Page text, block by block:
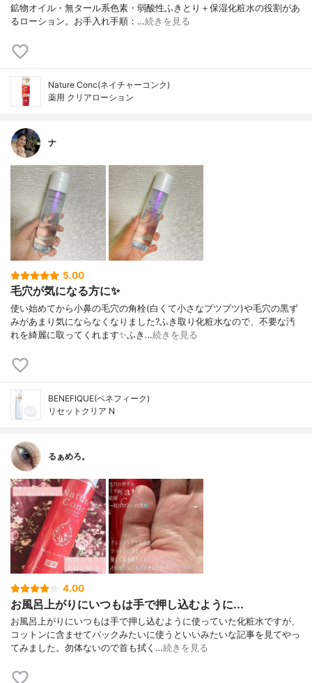
鉱物オイル・無タール系色素・弱酸性ふきとり＋保湿化粧水の役割があ
るローション。お手入れ手順：…続きを見る
Nature Conc(ネイチャーコンク)
薬用 クリアローション
ナ
5.00
毛穴が気になる方に✨
使い始めてから小鼻の毛穴の角栓(白くて小さなプツプツ)や毛穴の黒ず
みがあまり気にならなくなりました?ふき取り化粧水なので、不要な汚
れを綺麗に取ってくれます✨ふき…続きを見る
BENEFIQUE(ベネフィーク)
リセットクリア N
るぁめろ。
4.00
お風呂上がりにいつもは手で押し込むように...
お風呂上がりにいつもは手で押し込むように使っていた化粧水ですが、
コットンに含ませてパックみたいに使うといいみたいな記事を見てやっ
てみました。勿体ないので首も拭く…続きを見る